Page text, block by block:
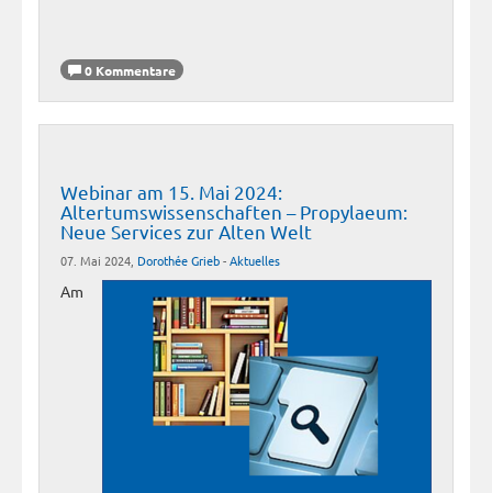
0 Kommentare
Webinar am 15. Mai 2024:
Altertumswissenschaften – Propylaeum:
Neue Services zur Alten Welt
07. Mai 2024, Dorothée Grieb-Aktuelles
Am